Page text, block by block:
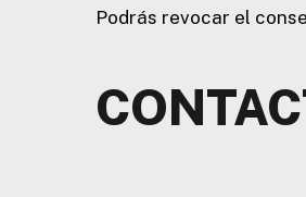
Podrás revocar el